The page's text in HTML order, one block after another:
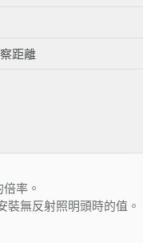
距離
率。
裝無反射照明頭時的值。